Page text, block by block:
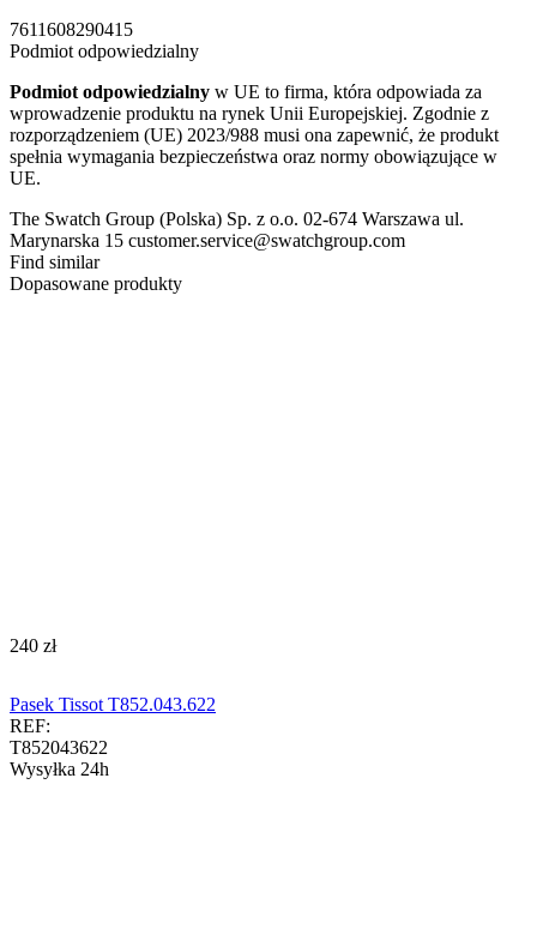
7611608290415
Podmiot odpowiedzialny
Podmiot odpowiedzialny w UE to firma, która odpowiada za
wprowadzenie produktu na rynek Unii Europejskiej. Zgodnie z
rozporządzeniem (UE) 2023/988 musi ona zapewnić, że produkt
spełnia wymagania bezpieczeństwa oraz normy obowiązujące w
UE.
The Swatch Group (Polska) Sp. z o.o. 02-674 Warszawa ul.
Marynarska 15 customer.service@swatchgroup.com
Find similar
Dopasowane produkty
‍240‍ zł
Pasek Tissot T852.043.622
REF:
T852043622
Wysyłka 24h